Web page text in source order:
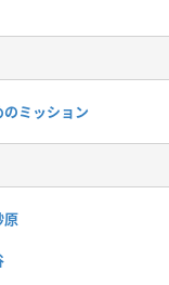
のミッション
原